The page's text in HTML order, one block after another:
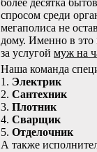
более десятка
спросом среди
мегаполиса не
дому. Именно в
за услугой муж на
Наша команда
1. Электрик
2. Сантехник
3. Плотник
4. Сварщик
5. Отделочник
А также